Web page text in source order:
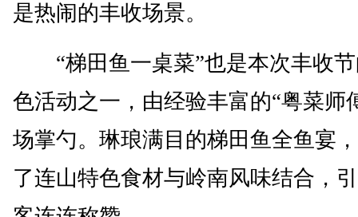
是热闹的丰收场景。
“梯田鱼一桌菜”也是本次丰收节
色活动之一，由经验丰富的“粤菜师
场掌勺。琳琅满目的梯田鱼全鱼宴
了连山特色食材与岭南风味结合，